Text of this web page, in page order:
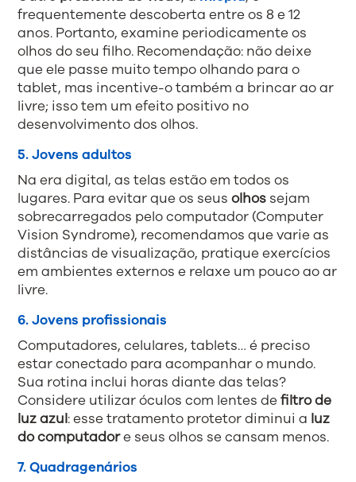
frequentemente descoberta entre os 8 e 12
anos. Portanto, examine periodicamente os
olhos do seu filho. Recomendação: não deixe
que ele passe muito tempo olhando para o
tablet, mas incentive-o também a brincar ao ar
livre; isso tem um efeito positivo no
desenvolvimento dos olhos.
5. Jovens adultos
Na era digital, as telas estão em todos os
lugares. Para evitar que os seusolhos sejam
sobrecarregados pelo computador (Computer
Vision Syndrome), recomendamos que varie as
distâncias de visualização, pratique exercícios
em ambientes externos e relaxe um pouco ao ar
livre.
6. Jovens profissionais
Computadores, celulares, tablets… é preciso
estar conectado para acompanhar o mundo.
Sua rotina inclui horas diante das telas?
Considere utilizar óculos com lentes defiltro de
luz azul: esse tratamento protetor diminui a luz
do computadore seus olhos se cansam menos.
7. Quadragenários